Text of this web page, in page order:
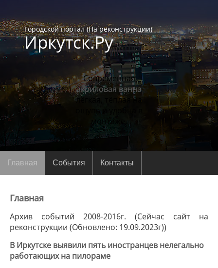
Городской портал (На реконструкции)
Иркутск.Ру
Современная
акриловая ванна
лёгкая, тёплая на
монтаже.
Главная События Контакты
Главная
Архив событий 2008-2016г. (Сейчас сайт на
реконструкции (Обновлено: 19.09.2023г))
В Иркутске выявили пять иностранцев нелегально
работающих на пилораме